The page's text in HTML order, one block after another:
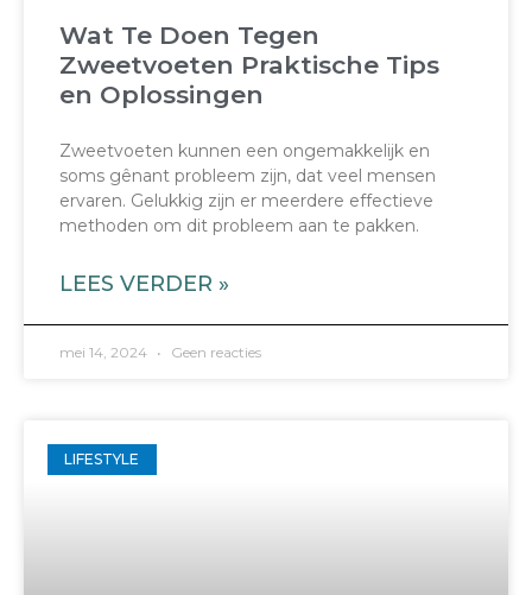
Wat Te Doen Tegen
Zweetvoeten Praktische Tips
en Oplossingen
Zweetvoeten kunnen een ongemakkelijk en
soms gênant probleem zijn, dat veel mensen
ervaren. Gelukkig zijn er meerdere effectieve
methoden om dit probleem aan te pakken.
LEES VERDER »
mei 14, 2024 Geen reacties
LIFESTYLE